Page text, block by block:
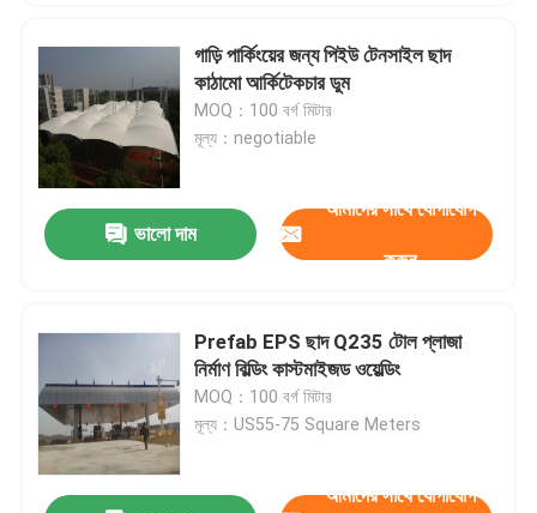
গাড়ি পার্কিংয়ের জন্য পিইউ টেনসাইল ছাদ
কাঠামো আর্কিটেকচার ডুম
MOQ：100 বর্গ মিটার
মূল্য：negotiable
ভালো দাম
আমাদের সাথে যোগাযোগ
করুন
Prefab EPS ছাদ Q235 টোল প্লাজা
নির্মাণ বিল্ডিং কাস্টমাইজড ওয়েল্ডিং
MOQ：100 বর্গ মিটার
মূল্য：US55-75 Square Meters
আমাদের সাথে যোগাযোগ